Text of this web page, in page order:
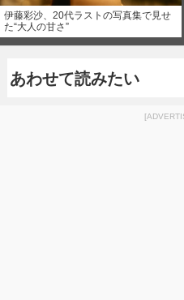
伊藤彩沙、20代ラストの写真集で見せ
た“大人の甘さ”
あわせて読みたい